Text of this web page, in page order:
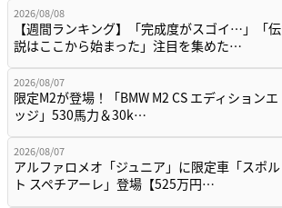
2026/08/08
【週間ランキング】「完成度がスゴイ…」「伝
説はここから始まった」注目を集めた…
2026/08/07
限定M2が登場！「BMW M2 CS エディションエ
ッジ」530馬力＆30k…
2026/08/07
アルファロメオ「ジュニア」に限定車「スポル
ト スペチアーレ」登場【525万円…